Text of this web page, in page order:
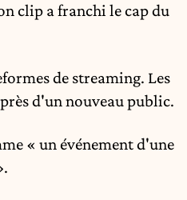
clip a franchi le cap du
de streaming. Les
d'un nouveau public.
« un événement d'une